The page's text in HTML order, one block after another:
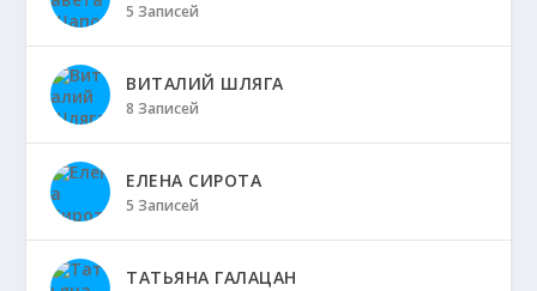
5 Записей
ВИТАЛИЙ ШЛЯГА
8 Записей
ЕЛЕНА СИРОТА
5 Записей
ТАТЬЯНА ГАЛАЦАН